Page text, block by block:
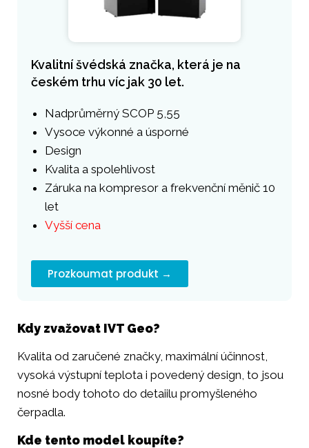
Kvalitní švédská značka, která je na
českém trhu víc jak 30 let.
Nadprůměrný SCOP 5,55
Vysoce výkonné a úsporné
Design
Kvalita a spolehlivost
Záruka na kompresor a frekvenční měnič 10
let
Vyšší cena
Prozkoumat produkt →
Kdy zvažovat IVT Geo?
Kvalita od zaručené značky, maximální účinnost,
vysoká výstupní teplota i povedený design, to jsou
nosné body tohoto do detaiilu promyšleného
čerpadla.
Kde tento model koupíte?